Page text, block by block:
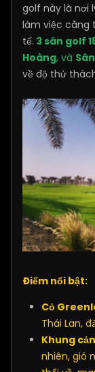
golf này là nơi
làm việc căng
tế. 3 sân golf
Hoàng, và
về độ thử
Điểm nổi bật:
Cỏ
Thái Lan,
Khung
nhiên, gió